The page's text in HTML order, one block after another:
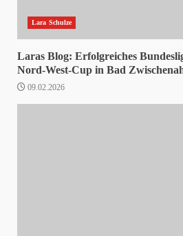
Lara Schulze
Laras Blog: Erfolgreiches
Nord-West-Cup in Bad
09.02.2026